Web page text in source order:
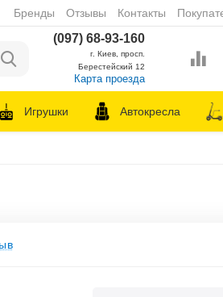
Бренды Отзывы Контакты
(097) 68-93-160
г. Киев, просп.
Берестейский 12
Карта проезда
Игрушки Автокресла